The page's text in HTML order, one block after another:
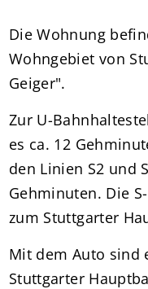
Die Wohnung
Wohngebiet von
Geiger".
Zur U-
es ca. 12
den Linien S2 und
Gehminuten. Die
zum Stuttgarter
Mit dem Auto sind
Stuttgarter